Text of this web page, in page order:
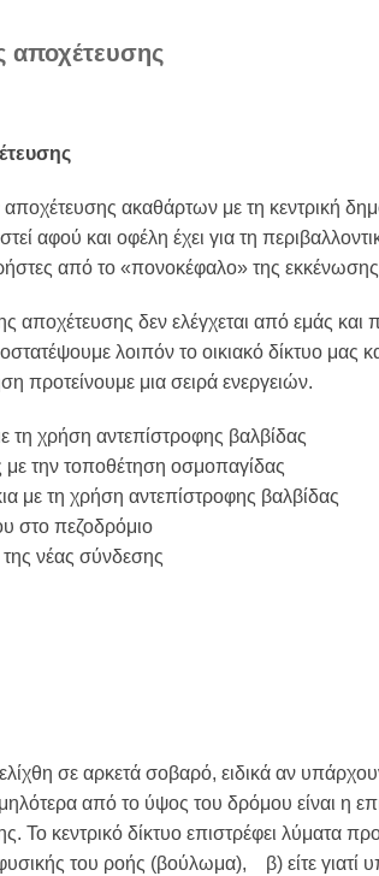
αποχέτευσης
ακαθάρτων με τη κεντρική
αφού και οφέλη έχει για τη
από το «πονοκέφαλο» της
αποχέτευσης δεν ελέγχεται από εμάς και
λοιπόν το οικιακό δίκτυο μας
προτείνουμε μια σειρά ενεργειών.
τη χρήση αντεπίστροφης βαλβίδας
με την τοποθέτηση οσμοπαγίδας
με τη χρήση αντεπίστροφης βαλβίδας
στο πεζοδρόμιο
της νέας σύνδεσης
σε αρκετά σοβαρό, ειδικά αν
από το ύψος του δρόμου είναι η
Το κεντρικό δίκτυο επιστρέφει λύματα
φυσικής του ροής (βούλωμα), β) είτε γιατί